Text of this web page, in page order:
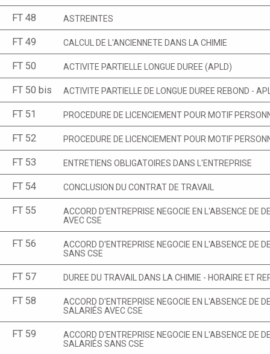
FT 48 ASTREINTES
FT 49 CALCUL DE L'ANCIENNETE DANS LA CHIMIE
FT 50 ACTIVITE PARTIELLE LONGUE DUREE (APLD)
FT 50 bis ACTIVITE PARTIELLE DE LONGUE DUREE REBOND -
FT 51 PROCEDURE DE LICENCIEMENT POUR MOTIF
FT 52 PROCEDURE DE LICENCIEMENT POUR MOTIF
FT 53 ENTRETIENS OBLIGATOIRES DANS L'ENTREPRISE
FT 54 CONCLUSION DU CONTRAT DE TRAVAIL
FT 55
ACCORD D'ENTREPRISE NEGOCIE EN L'ABSENCE DE
AVEC CSE
FT 56
ACCORD D'ENTREPRISE NEGOCIE EN L'ABSENCE DE
SANS CSE
FT 57 DUREE DU TRAVAIL DANS LA CHIMIE - HORAIRE ET
FT 58
ACCORD D'ENTREPRISE NEGOCIE EN L'ABSENCE DE
SALARIÉS AVEC CSE
FT 59
ACCORD D'ENTREPRISE NEGOCIE EN L'ABSENCE DE
SALARIÉS SANS CSE